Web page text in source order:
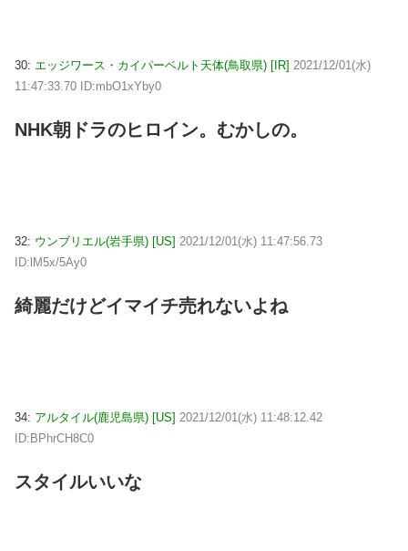
30: エッジワース・カイパーベルト天体(鳥取県) [IR] 2021/12/01(水)
11:47:33.70 ID:mbO1xYby0
NHK朝ドラのヒロイン。むかしの。
32: ウンブリエル(岩手県) [US] 2021/12/01(水) 11:47:56.73
ID:lM5x/5Ay0
綺麗だけどイマイチ売れないよね
34: アルタイル(鹿児島県) [US] 2021/12/01(水) 11:48:12.42
ID:BPhrCH8C0
スタイルいいな